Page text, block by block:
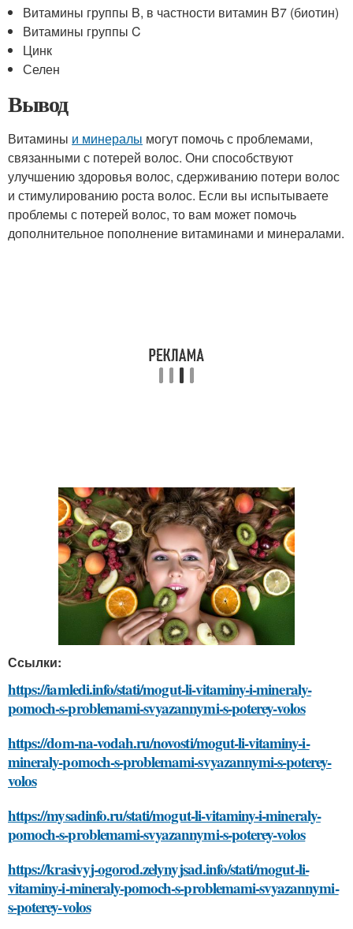
Витамины группы B, в частности витамин B7 (биотин)
Витамины группы C
Цинк
Селен
Вывод
Витамины и минералы могут помочь с проблемами,
связанными с потерей волос. Они способствуют
улучшению здоровья волос, сдерживанию потери волос
и стимулированию роста волос. Если вы испытываете
проблемы с потерей волос, то вам может помочь
дополнительное пополнение витаминами и минералами.
Ссылки:
https://iamledi.info/stati/mogut-li-vitaminy-i-mineraly-
pomoch-s-problemami-svyazannymi-s-poterey-volos
https://dom-na-vodah.ru/novosti/mogut-li-vitaminy-i-
mineraly-pomoch-s-problemami-svyazannymi-s-poterey-
volos
https://mysadinfo.ru/stati/mogut-li-vitaminy-i-mineraly-
pomoch-s-problemami-svyazannymi-s-poterey-volos
https://krasivyj-ogorod.zelynyjsad.info/stati/mogut-li-
vitaminy-i-mineraly-pomoch-s-problemami-svyazannymi-
s-poterey-volos